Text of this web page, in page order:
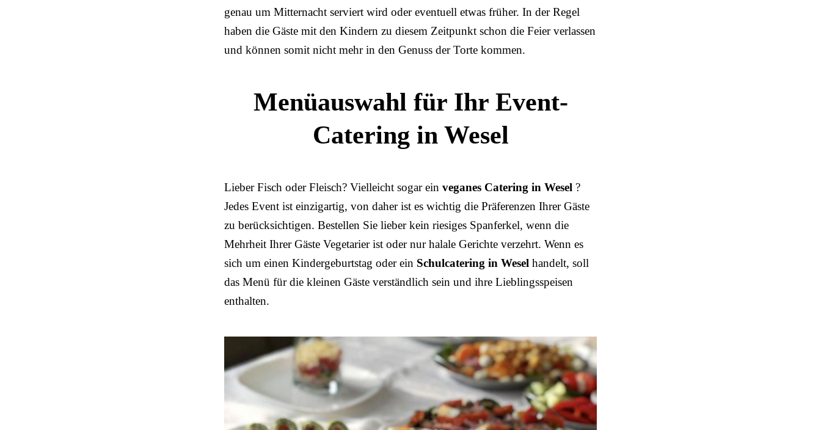
genau um Mitternacht serviert wird oder eventuell etwas früher. In der Regel
haben die Gäste mit den Kindern zu diesem Zeitpunkt schon die Feier verlassen
und können somit nicht mehr in den Genuss der Torte kommen.
Menüauswahl für Ihr Event-
Catering in Wesel
Lieber Fisch oder Fleisch? Vielleicht sogar ein veganes Catering in Wesel ?
Jedes Event ist einzigartig, von daher ist es wichtig die Präferenzen Ihrer Gäste
zu berücksichtigen. Bestellen Sie lieber kein riesiges Spanferkel, wenn die
Mehrheit Ihrer Gäste Vegetarier ist oder nur halale Gerichte verzehrt. Wenn es
sich um einen Kindergeburtstag oder ein Schulcatering in Wesel handelt, soll
das Menü für die kleinen Gäste verständlich sein und ihre Lieblingsspeisen
enthalten.